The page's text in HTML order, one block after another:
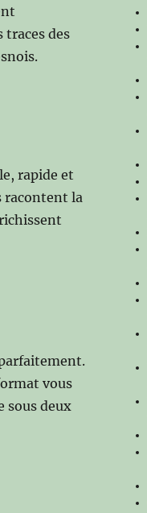
des
rapide et
racontent la
vous
sous deux